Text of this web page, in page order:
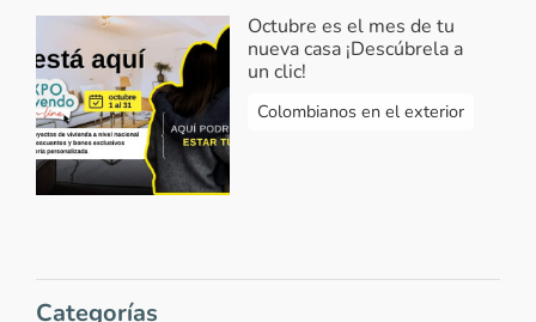
Octubre es el mes de tu
nueva casa ¡Descúbrela a
un clic!
Colombianos en el exterior
Categorías